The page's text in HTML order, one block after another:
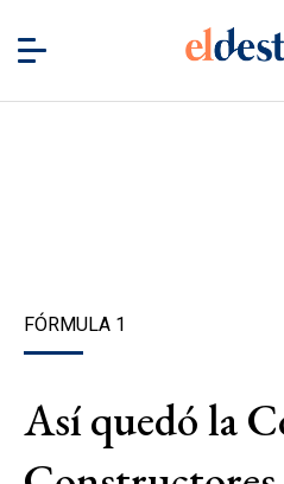
FÓRMULA 1
Así quedó la